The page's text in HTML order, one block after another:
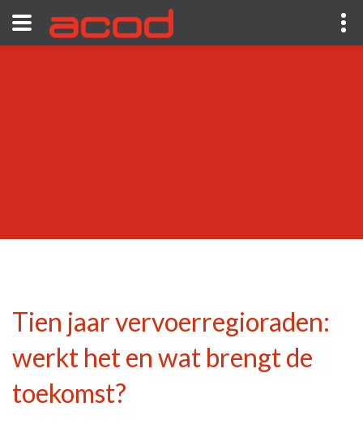
Tien jaar vervoerregioraden:
werkt het en wat brengt de
toekomst?